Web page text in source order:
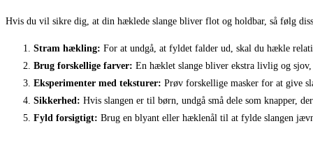
Hvis du vil sikre dig, at din hæklede slange bliver flot og holdbar, så følg
Stram hækling: For at undgå, at fyldet falder ud, skal du hækle
Brug forskellige farver: En hæklet slange bliver ekstra livlig og
Eksperimenter med teksturer: Prøv forskellige masker for at give
Sikkerhed: Hvis slangen er til børn, undgå små dele som knapper,
Fyld forsigtigt: Brug en blyant eller hæklenål til at fylde slangen